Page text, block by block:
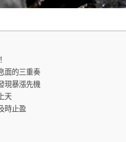
面的三重奏
現暴漲先機
天
時止盈